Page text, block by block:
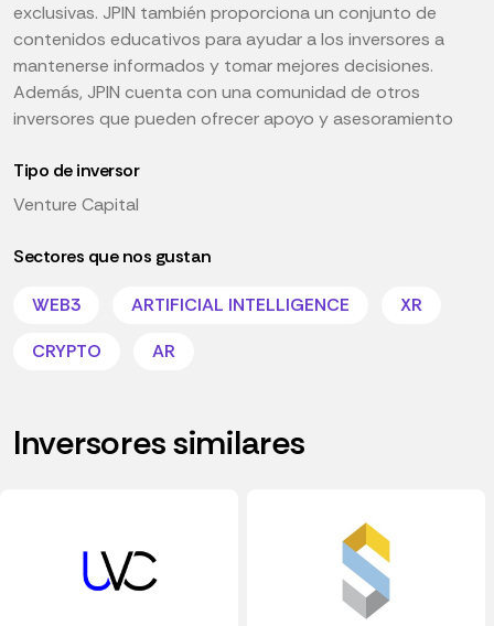
exclusivas. JPIN también proporciona un conjunto de
contenidos educativos para ayudar a los inversores a
mantenerse informados y tomar mejores decisiones.
Además, JPIN cuenta con una comunidad de otros
inversores que pueden ofrecer apoyo y asesoramiento
Tipo de inversor
Venture Capital
Sectores que nos gustan
WEB3 ARTIFICIAL INTELLIGENCE
XR
CRYPTO
AR
Inversores similares